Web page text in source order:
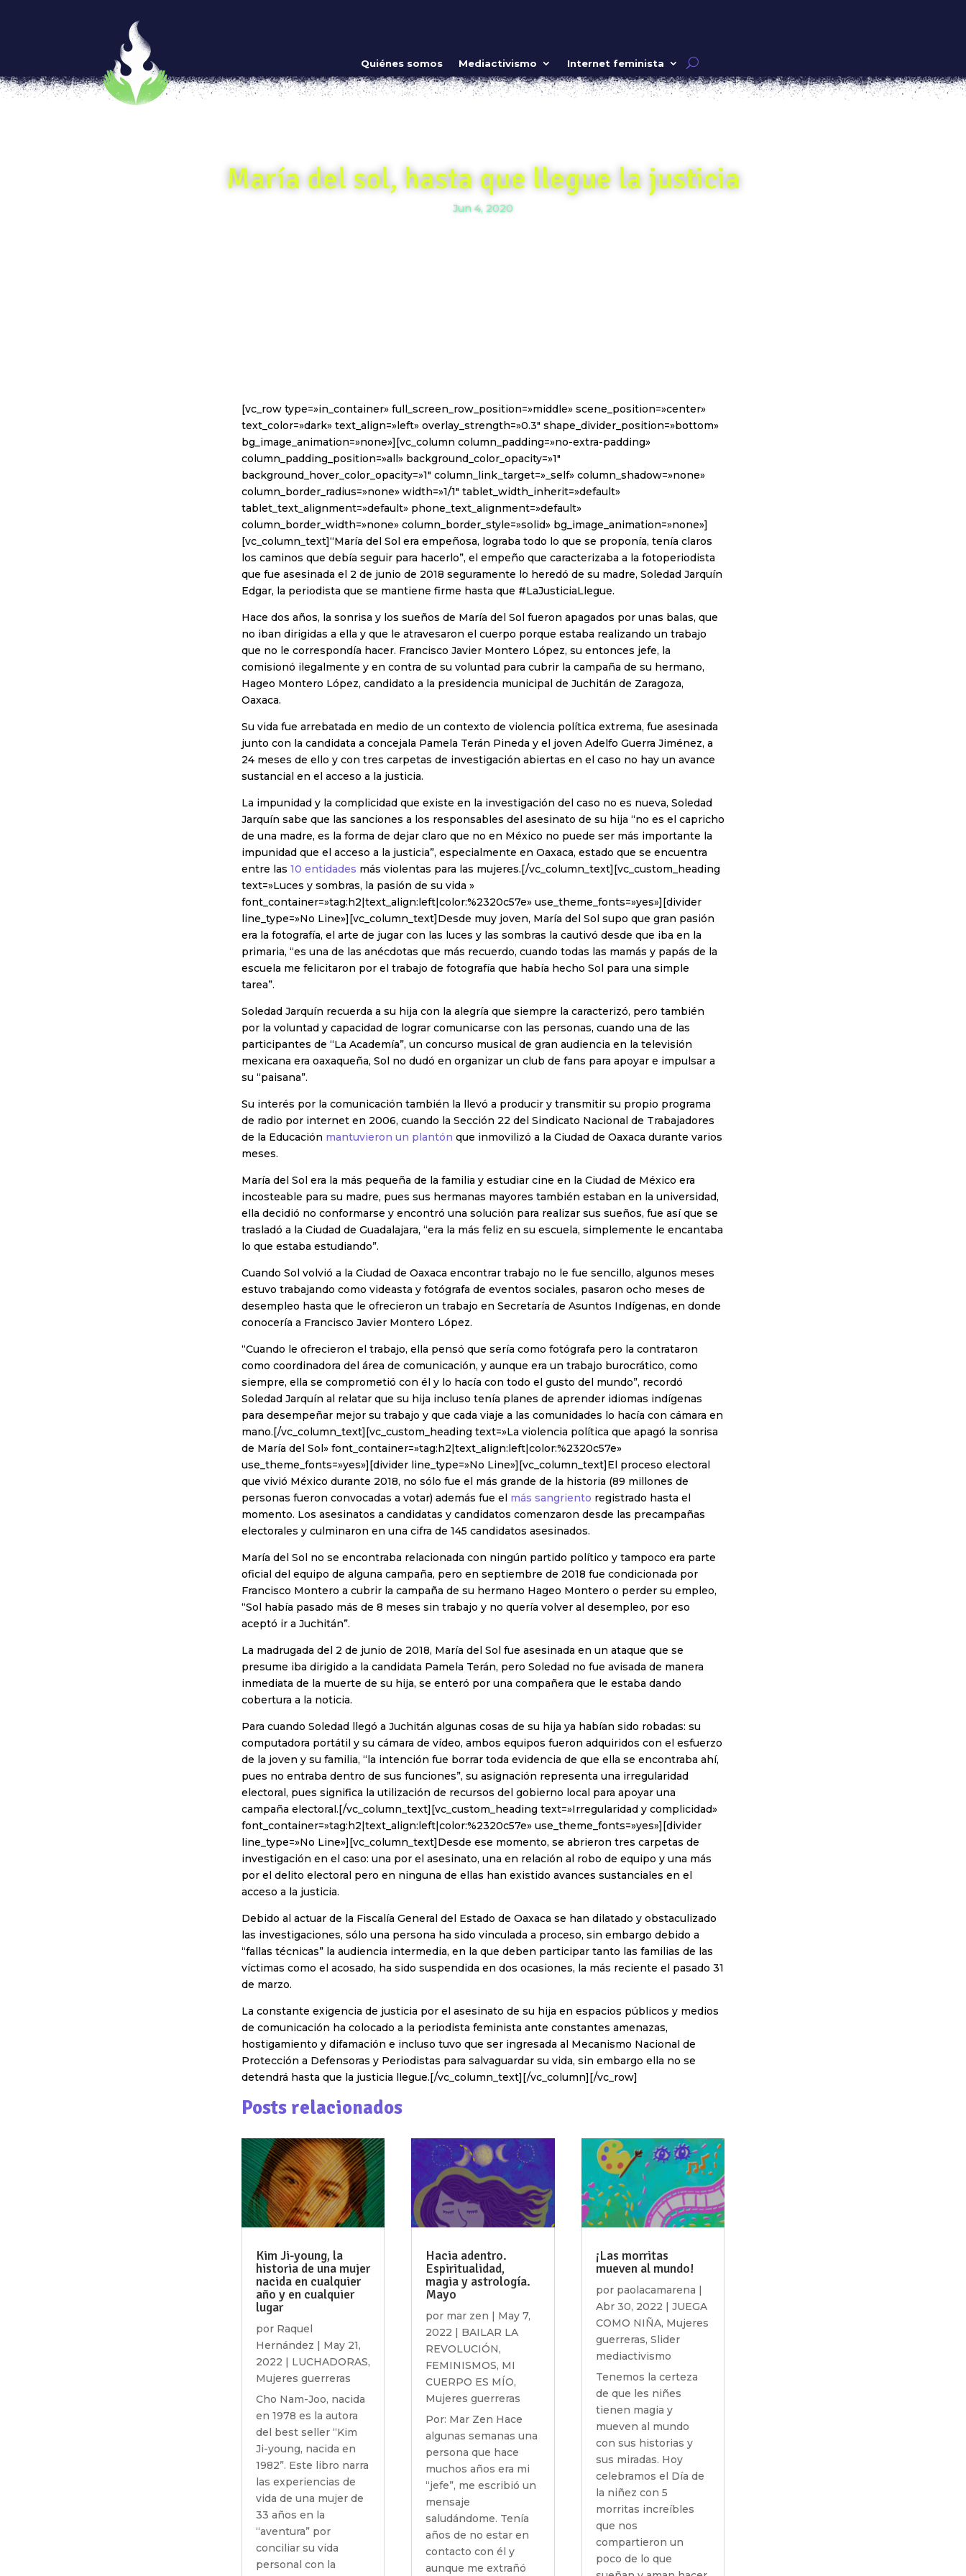
Quiénes somos Mediactivismo Internet feminista
María del sol, hasta que llegue la justicia
Jun 4, 2020
[vc_row type=»in_container» full_screen_row_position=»middle» scene_position=»center»
text_color=»dark» text_align=»left» overlay_strength=»0.3″ shape_divider_position=»bottom»
bg_image_animation=»none»][vc_column column_padding=»no-extra-padding»
column_padding_position=»all» background_color_opacity=»1″
background_hover_color_opacity=»1″ column_link_target=»_self» column_shadow=»none»
column_border_radius=»none» width=»1/1″ tablet_width_inherit=»default»
tablet_text_alignment=»default» phone_text_alignment=»default»
column_border_width=»none» column_border_style=»solid» bg_image_animation=»none»]
[vc_column_text]“María del Sol era empeñosa, lograba todo lo que se proponía, tenía claros
los caminos que debía seguir para hacerlo”, el empeño que caracterizaba a la fotoperiodista
que fue asesinada el 2 de junio de 2018 seguramente lo heredó de su madre, Soledad Jarquín
Edgar, la periodista que se mantiene firme hasta que #LaJusticiaLlegue.
Hace dos años, la sonrisa y los sueños de María del Sol fueron apagados por unas balas, que
no iban dirigidas a ella y que le atravesaron el cuerpo porque estaba realizando un trabajo
que no le correspondía hacer. Francisco Javier Montero López, su entonces jefe, la
comisionó ilegalmente y en contra de su voluntad para cubrir la campaña de su hermano,
Hageo Montero López, candidato a la presidencia municipal de Juchitán de Zaragoza,
Oaxaca.
Su vida fue arrebatada en medio de un contexto de violencia política extrema, fue asesinada
junto con la candidata a concejala Pamela Terán Pineda y el joven Adelfo Guerra Jiménez, a
24 meses de ello y con tres carpetas de investigación abiertas en el caso no hay un avance
sustancial en el acceso a la justicia.
La impunidad y la complicidad que existe en la investigación del caso no es nueva, Soledad
Jarquín sabe que las sanciones a los responsables del asesinato de su hija “no es el capricho
de una madre, es la forma de dejar claro que no en México no puede ser más importante la
impunidad que el acceso a la justicia”, especialmente en Oaxaca, estado que se encuentra
entre las 10 entidades más violentas para las mujeres.[/vc_column_text][vc_custom_heading
text=»Luces y sombras, la pasión de su vida »
font_container=»tag:h2|text_align:left|color:%2320c57e» use_theme_fonts=»yes»][divider
line_type=»No Line»][vc_column_text]Desde muy joven, María del Sol supo que gran pasión
era la fotografía, el arte de jugar con las luces y las sombras la cautivó desde que iba en la
primaria, “es una de las anécdotas que más recuerdo, cuando todas las mamás y papás de la
escuela me felicitaron por el trabajo de fotografía que había hecho Sol para una simple
tarea”.
Soledad Jarquín recuerda a su hija con la alegría que siempre la caracterizó, pero también
por la voluntad y capacidad de lograr comunicarse con las personas, cuando una de las
participantes de “La Academía”, un concurso musical de gran audiencia en la televisión
mexicana era oaxaqueña, Sol no dudó en organizar un club de fans para apoyar e impulsar a
su “paisana”.
Su interés por la comunicación también la llevó a producir y transmitir su propio programa
de radio por internet en 2006, cuando la Sección 22 del Sindicato Nacional de Trabajadores
de la Educación mantuvieron un plantón que inmovilizó a la Ciudad de Oaxaca durante varios
meses.
María del Sol era la más pequeña de la familia y estudiar cine en la Ciudad de México era
incosteable para su madre, pues sus hermanas mayores también estaban en la universidad,
ella decidió no conformarse y encontró una solución para realizar sus sueños, fue así que se
trasladó a la Ciudad de Guadalajara, “era la más feliz en su escuela, simplemente le encantaba
lo que estaba estudiando”.
Cuando Sol volvió a la Ciudad de Oaxaca encontrar trabajo no le fue sencillo, algunos meses
estuvo trabajando como videasta y fotógrafa de eventos sociales, pasaron ocho meses de
desempleo hasta que le ofrecieron un trabajo en Secretaría de Asuntos Indígenas, en donde
conocería a Francisco Javier Montero López.
“Cuando le ofrecieron el trabajo, ella pensó que sería como fotógrafa pero la contrataron
como coordinadora del área de comunicación, y aunque era un trabajo burocrático, como
siempre, ella se comprometió con él y lo hacía con todo el gusto del mundo”, recordó
Soledad Jarquín al relatar que su hija incluso tenía planes de aprender idiomas indígenas
para desempeñar mejor su trabajo y que cada viaje a las comunidades lo hacía con cámara en
mano.[/vc_column_text][vc_custom_heading text=»La violencia política que apagó la sonrisa
de María del Sol» font_container=»tag:h2|text_align:left|color:%2320c57e»
use_theme_fonts=»yes»][divider line_type=»No Line»][vc_column_text]El proceso electoral
que vivió México durante 2018, no sólo fue el más grande de la historia (89 millones de
personas fueron convocadas a votar) además fue el más sangriento registrado hasta el
momento. Los asesinatos a candidatas y candidatos comenzaron desde las precampañas
electorales y culminaron en una cifra de 145 candidatos asesinados.
María del Sol no se encontraba relacionada con ningún partido político y tampoco era parte
oficial del equipo de alguna campaña, pero en septiembre de 2018 fue condicionada por
Francisco Montero a cubrir la campaña de su hermano Hageo Montero o perder su empleo,
“Sol había pasado más de 8 meses sin trabajo y no quería volver al desempleo, por eso
aceptó ir a Juchitán”.
La madrugada del 2 de junio de 2018, María del Sol fue asesinada en un ataque que se
presume iba dirigido a la candidata Pamela Terán, pero Soledad no fue avisada de manera
inmediata de la muerte de su hija, se enteró por una compañera que le estaba dando
cobertura a la noticia.
Para cuando Soledad llegó a Juchitán algunas cosas de su hija ya habían sido robadas: su
computadora portátil y su cámara de vídeo, ambos equipos fueron adquiridos con el esfuerzo
de la joven y su familia, “la intención fue borrar toda evidencia de que ella se encontraba ahí,
pues no entraba dentro de sus funciones”, su asignación representa una irregularidad
electoral, pues significa la utilización de recursos del gobierno local para apoyar una
campaña electoral.[/vc_column_text][vc_custom_heading text=»Irregularidad y complicidad»
font_container=»tag:h2|text_align:left|color:%2320c57e» use_theme_fonts=»yes»][divider
line_type=»No Line»][vc_column_text]Desde ese momento, se abrieron tres carpetas de
investigación en el caso: una por el asesinato, una en relación al robo de equipo y una más
por el delito electoral pero en ninguna de ellas han existido avances sustanciales en el
acceso a la justicia.
Debido al actuar de la Fiscalía General del Estado de Oaxaca se han dilatado y obstaculizado
las investigaciones, sólo una persona ha sido vinculada a proceso, sin embargo debido a
“fallas técnicas” la audiencia intermedia, en la que deben participar tanto las familias de las
víctimas como el acosado, ha sido suspendida en dos ocasiones, la más reciente el pasado 31
de marzo.
La constante exigencia de justicia por el asesinato de su hija en espacios públicos y medios
de comunicación ha colocado a la periodista feminista ante constantes amenazas,
hostigamiento y difamación e incluso tuvo que ser ingresada al Mecanismo Nacional de
Protección a Defensoras y Periodistas para salvaguardar su vida, sin embargo ella no se
detendrá hasta que la justicia llegue.[/vc_column_text][/vc_column][/vc_row]
Posts relacionados
Kim Ji-young, la
historia de una mujer
nacida en cualquier
año y en cualquier
lugar
por Raquel
Hernández
May 21,
2022
LUCHADORAS,
Mujeres guerreras
Cho Nam-Joo, nacida
en 1978 es la autora
del best seller “Kim
Ji-young, nacida en
1982”. Este libro narra
las experiencias de
vida de una mujer de
33 años en la
“aventura” por
conciliar su vida
personal con la
Hacia adentro.
Espiritualidad,
magia y astrología.
Mayo
por mar zen
May 7,
2022
BAILAR LA
REVOLUCIÓN,
FEMINISMOS, MI
CUERPO ES MÍO,
Mujeres guerreras
Por: Mar Zen Hace
algunas semanas una
persona que hace
muchos años era mi
“jefe”, me escribió un
mensaje
saludándome. Tenía
años de no estar en
contacto con él y
aunque me extrañó
¡Las morritas
mueven al mundo!
por paolacamarena
Abr 30, 2022
JUEGA
COMO NIÑA, Mujeres
guerreras, Slider
mediactivismo
Tenemos la certeza
de que les niñes
tienen magia y
mueven al mundo
con sus historias y
sus miradas. Hoy
celebramos el Día de
la niñez con 5
morritas increíbles
que nos
compartieron un
poco de lo que